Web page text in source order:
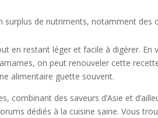
surplus de nutriments, notamment des
restant léger et facile à digérer. En
on peut renouveler cette
alimentaire guette souvent.
combinant des saveurs d’Asie et
dédiés à la cuisine saine. Vous